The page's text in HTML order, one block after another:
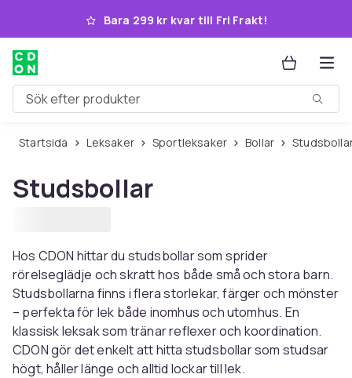
Hoppa till huvudinnehållet
Bara 299 kr kvar till Fri Frakt!
Sök efter produkter
Startsida Leksaker Sportleksaker Bollar
Studsbollar
Hos CDON hittar du studsbollar som sprider
rörelseglädje och skratt hos både små och stora barn.
Studsbollarna finns i flera storlekar, färger och mönster
– perfekta för lek både inomhus och utomhus. En
klassisk leksak som tränar reflexer och koordination.
CDON gör det enkelt att hitta studsbollar som studsar
högt, håller länge och alltid lockar till lek.